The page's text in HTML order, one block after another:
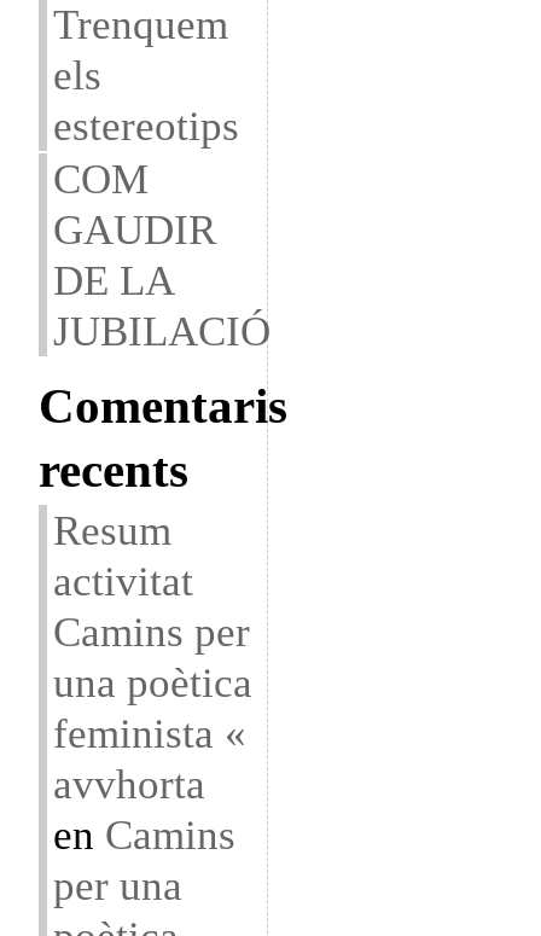
Trenquem
els
estereotips
COM
GAUDIR
DE LA
JUBILACIÓ
Comentaris
recents
Resum
activitat
Camins per
una poètica
feminista «
avvhorta
en Camins
per una